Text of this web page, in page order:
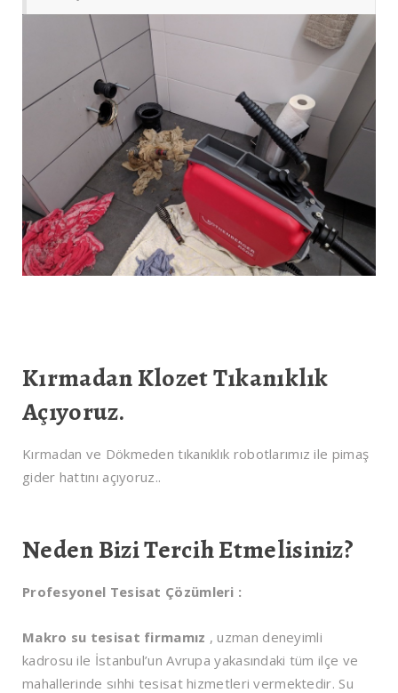
Kırmadan Klozet Tıkanıklık
Açıyoruz.
Kırmadan ve Dökmeden tıkanıklık robotlarımız ile pimaş
gider hattını açıyoruz..
Neden Bizi Tercih Etmelisiniz?
Profesyonel Tesisat Çözümleri :
Makro su tesisat firmamız , uzman deneyimli
kadrosu ile İstanbul’un Avrupa yakasındaki tüm ilçe ve
mahallerinde sıhhi tesisat hizmetleri vermektedir. Su